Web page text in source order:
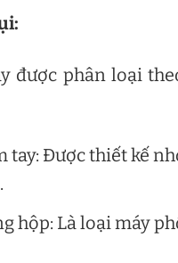
được phân loại
tay: Được thiết kế
hộp: Là loại máy